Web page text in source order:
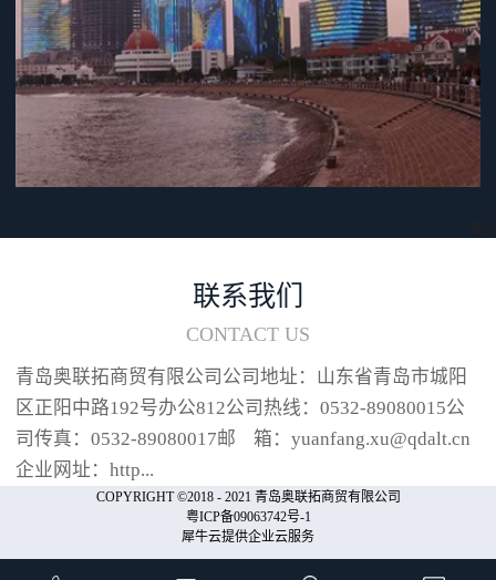
程的维护成本，无需外设高压空
气源以及气源周边的配套设备，
减少了客户的日常工作量。标准
采用“i 型加热条”“i 型加热条”热
膨胀率低，采用此种加热条可以
降低加热条在使用过程中的折损
频率，提高加热条周边耗材的使
设定范围可分为8各阶段，在
10mm和80mm之间进行调节（以
10mm为单位）。喷嘴收起时喷嘴
联系我们
CONTACT US
青岛奥联拓商贸有限公司公司地址：山东省青岛市城阳
区正阳中路192号办公812公司热线：0532-89080015公
司传真：0532-89080017邮 箱：yuanfang.xu@qdalt.cn
企业网址：http...
COPYRIGHT ©2018 - 2021 青岛奥联拓商贸有限公司
粤ICP备09063742号-1
犀牛云提供企业云服务